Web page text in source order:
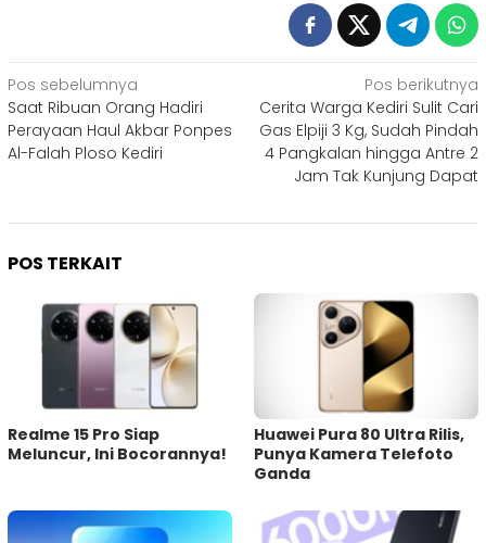
Navigasi
pos
Pos sebelumnya
Saat Ribuan Orang Hadiri
Perayaan Haul Akbar Ponpes
Al-Falah Ploso Kediri
Pos berikutnya
Cerita Warga Kediri Sulit Cari
Gas Elpiji 3 Kg, Sudah Pindah
4 Pangkalan hingga Antre 2
Jam Tak Kunjung Dapat
POS TERKAIT
Realme 15 Pro Siap
Meluncur, Ini Bocorannya!
Huawei Pura 80 Ultra Rilis,
Punya Kamera Telefoto
Ganda